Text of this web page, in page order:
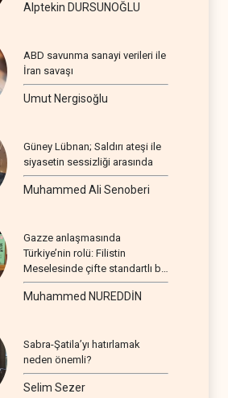
Alptekin DURSUNOĞLU
ABD savunma sanayi verileri ile
İran savaşı
Umut Nergisoğlu
Güney Lübnan; Saldırı ateşi ile
siyasetin sessizliği arasında
Muhammed Ali Senoberi
Gazze anlaşmasında
Türkiye’nin rolü: Filistin
Meselesinde çifte standartlı bir
seyir
Muhammed NUREDDİN
Sabra-Şatila’yı hatırlamak
neden önemli?
Selim Sezer